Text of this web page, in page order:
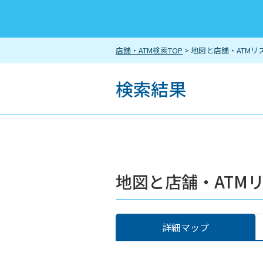
店舗・ATM検索TOP > 地図と店舗・ATMリ
検索結果
地図と店舗・ATM
詳細マップ